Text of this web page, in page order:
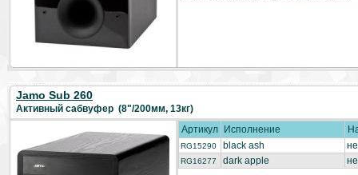
Jamo Sub 260
Активный сабвуфер (8"/200мм, 13кг)
Артикул
Исполнение
RG15290 black ash
RG16277 dark apple